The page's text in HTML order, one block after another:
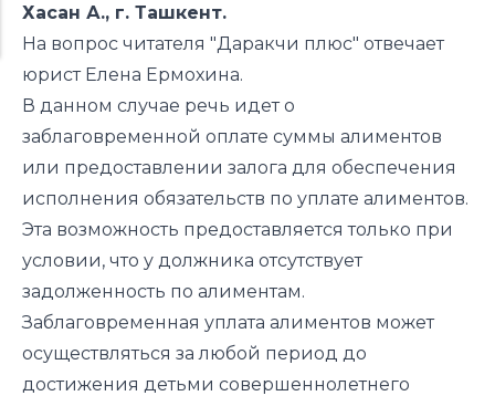
Хасан А., г. Ташкент.
На вопрос читателя "Даракчи плюс" отвечает
юрист Елена Ермохина.
В данном случае речь идет о
заблаговременной оплате суммы алиментов
или предоставлении залога для обеспечения
исполнения обязательств по уплате алиментов.
Эта возможность предоставляется только при
условии, что у должника отсутствует
задолженность по алиментам.
Заблаговременная уплата алиментов может
осуществляться за любой период до
достижения детьми совершеннолетнего